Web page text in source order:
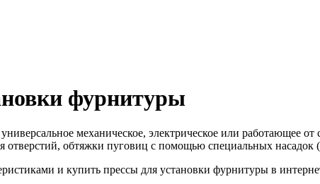
фурнитуры
механическое, электрическое или работающее
отверстий, обтяжки пуговиц с помощью специальных насадок
и купить прессы для установки фурнитуры в